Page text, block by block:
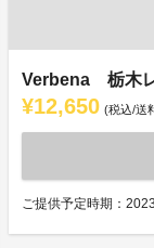
Verbena 栃木
¥12,650 (税込/送
ご提供予定時期：